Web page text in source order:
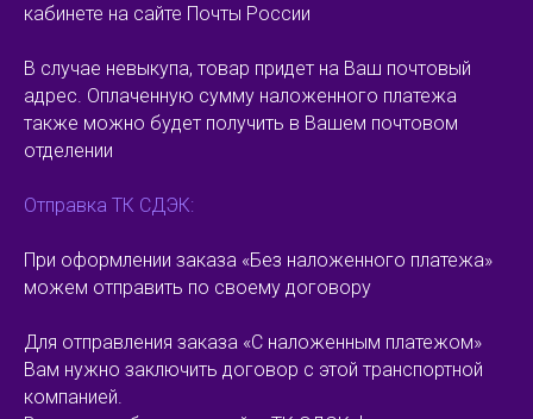
кабинете на сайте Почты России
В случае невыкупа, товар придет на Ваш почтовый
адрес. Оплаченную сумму наложенного платежа
также можно будет получить в Вашем почтовом
отделении
Отправка ТК СДЭК:
При оформлении заказа «Без наложенного платежа»
можем отправить по своему договору
Для отправления заказа «С наложенным платежом»
Вам нужно заключить договор с этой транспортной
компанией.